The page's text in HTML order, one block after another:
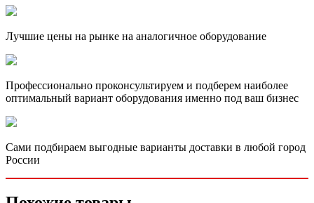
Лучшие цены на рынке на аналогичное оборудование
Профессионально проконсультируем и подберем наиболее
оптимальный вариант оборудования именно под ваш бизнес
Сами подбираем выгодные варианты доставки в любой город
России